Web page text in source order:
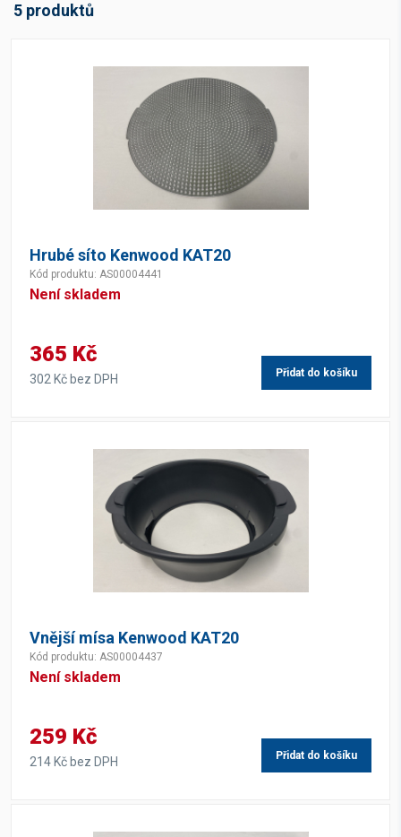
5 produktů
Hrubé síto Kenwood KAT20
Kód produktu: AS00004441
Není skladem
365 Kč
302 Kč bez DPH Přidat do košíku
Vnější mísa Kenwood KAT20
Kód produktu: AS00004437
Není skladem
259 Kč
214 Kč bez DPH Přidat do košíku